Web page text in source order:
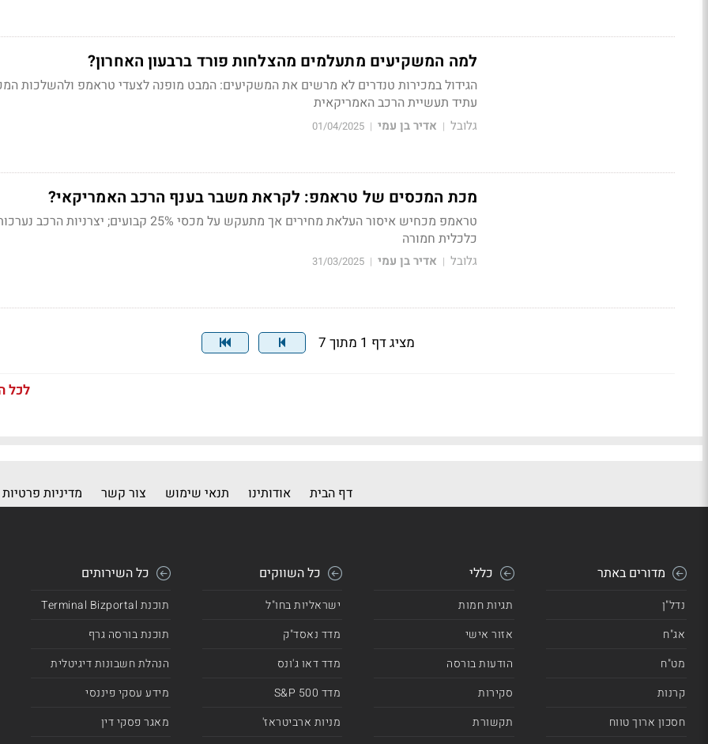
למה המשקיעים מתעלמים מהצלחות פורד ברבעון האחרון?
הגידול במכירות טנדרים לא מרשים את המשקיעים: המבט מופנה לצעדי טראמפ ולהשלכות
עתיד תעשיית הרכב האמריקאית
גלובל | אדיר בן עמי |
01/04/2025
מכת המכסים של טראמפ: לקראת משבר בענף הרכב האמריקאי?
טראמפ מכחיש איסור העלאת מחירים אך מתעקש על מכסי 25% קבועים;
כלכלית חמורה
גלובל | אדיר בן עמי |
31/03/2025
מציג דף 1 מתוך 7
לכל
דף הבית אודותינו תנאי שימוש צור קשר מדיניות פרטיות
מדורים באתר
נדל"ן
אג"ח
מט"ח
קרנות
חסכון ארוך טווח
כללי
תגיות חמות
אזור אישי
הודעות בורסה
סקירות
תקשורת
כל השווקים
ישראליות בחו"ל
מדד נאסד"ק
מדד דאו ג'ונס
מדד 500 S&P
מניות ארביטראז'
כל השירותים
תוכנת Terminal Bizportal
תוכנת בורסה גרף
הנהלת חשבונות דיגיטלית
מידע עסקי פיננסי
מאגר פסקי דין